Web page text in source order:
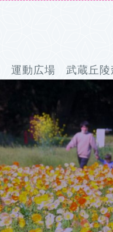
運動広場 武蔵丘